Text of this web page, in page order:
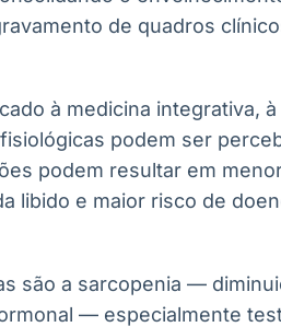
de quadros
à medicina integrativa,
podem ser
podem resultar em
libido e maior risco de
são a sarcopenia —
— especialmente